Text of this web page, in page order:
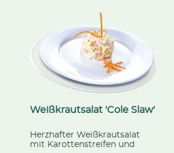
Weißkrautsalat 'Cole Slaw'
Herzhafter Weißkrautsalat
mit Karottenstreifen und